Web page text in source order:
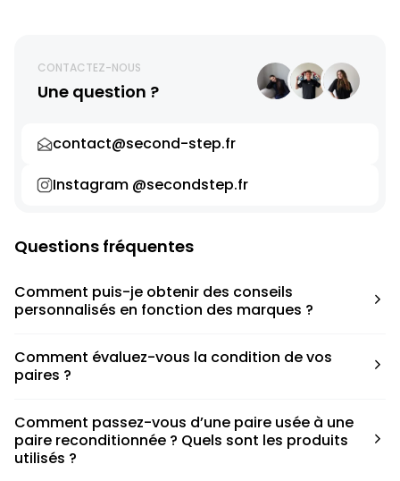
CONTACTEZ-NOUS
Une question ?
contact@second-step.fr
Instagram @secondstep.fr
Questions fréquentes
Comment puis-je obtenir des conseils
personnalisés en fonction des marques ?
pour déterminer la taille appropriée, que ce soit une taille
en dessous, au-dessus ou correspondant à votre taille
Comment évaluez-vous la condition de vos
paires ?
défauts spécifiques de chaque paire.
Comment passez-vous d’une paire usée à une
paire reconditionnée ? Quels sont les produits
utilisés ?